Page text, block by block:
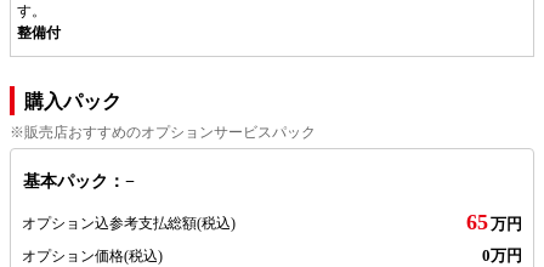
す。
整備付
購入パック
※販売店おすすめのオプションサービスパック
基本パック：−
オプション込参考支払総額(税込) 65万円
オプション価格(税込) 0万円